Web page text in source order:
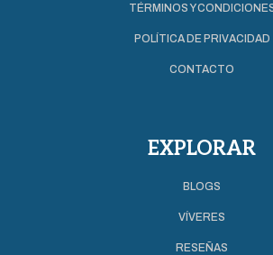
TÉRMINOS Y
POLÍTICA DE PRIVACIDAD
CONTACTO
EXPLORAR
BLOGS
VÍVERES
RESEÑAS